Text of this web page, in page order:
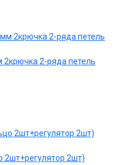
2-ряда петель
2шт+регулятор 2шт)